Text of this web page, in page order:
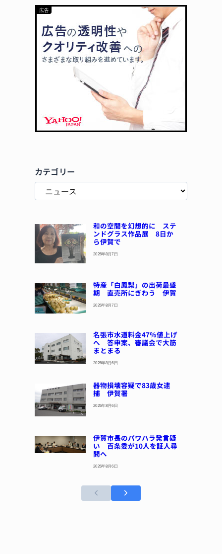
カテゴリー
和の空間を幻想的に ステ
ンドグラス作品展 8日か
ら伊賀で
2026年8月7日
特産「白鳳梨」の出荷最盛
期 直売所にぎわう 伊賀
2026年8月7日
名張市水道料金47％値上げ
へ 答申案、審議会で大筋
まとまる
2026年8月6日
器物損壊容疑で83歳女逮
捕 伊賀署
2026年8月6日
伊賀市長のパワハラ発言疑
い 百条委が10人を証人尋
問へ
2026年8月6日